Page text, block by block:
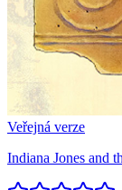
Veřejná verze
Indiana Jones and